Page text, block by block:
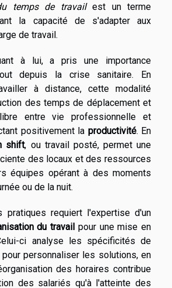
temps de travailest un terme
la capacité de s'adapter aux
de travail.
à lui, a pris une importance
depuis la crise sanitaire. En
à distance, cette modalité
des temps de déplacement et
entre vie professionnelle et
positivement la productivité. En
shift, ou travail posté, permet une
des locaux et des ressources
équipes opérant à des moments
ou de la nuit.
pratiques requiert l'expertise d'un
du travail pour une mise en
ci analyse les spécificités de
personnaliser les solutions, en
des horaires contribue
des salariés qu'à l'atteinte des